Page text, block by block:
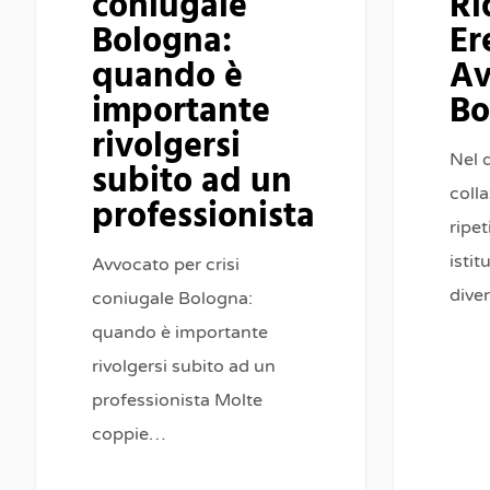
professionista
Bologna:
quando è
importante
rivolgersi
subito ad un
professionista
Avvocato per crisi
coniugale Bologna:
quando è importante
rivolgersi subito ad un
professionista Molte
coppie…
Nel